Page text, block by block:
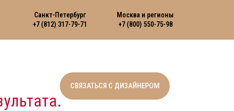
Санкт-Петербург
+7 (812) 317-79-71
Москва и регионы
+7 (800) 550-75-98
СВЯЗАТЬСЯ С ДИЗАЙНЕРОМ